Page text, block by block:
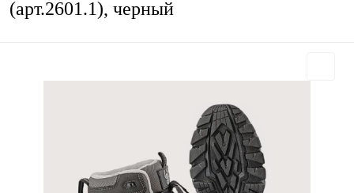
(арт.2601.1), черный